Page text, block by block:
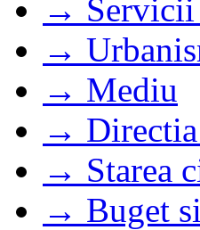
→ Servicii
→
→ Mediu
→ Directia
→ Starea
→ Buget